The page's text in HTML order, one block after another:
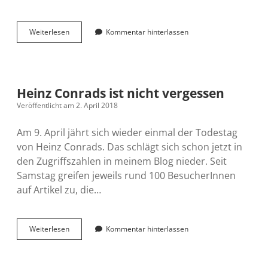
Weiterlesenunendlich Kommentar hinterlassen
Heinz Conrads ist nicht vergessen
Veröffentlicht am 2. April 2018
Am 9. April jährt sich wieder einmal der Todestag
von Heinz Conrads. Das schlägt sich schon jetzt in
den Zugriffszahlen in meinem Blog nieder. Seit
Samstag greifen jeweils rund 100 BesucherInnen
auf Artikel zu, die…
WeiterlesenHeinz
Conrads
Kommentar hinterlassen